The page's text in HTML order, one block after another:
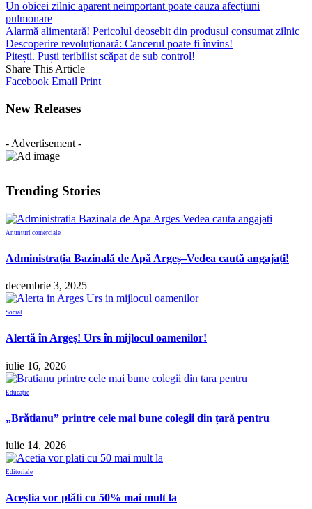
Un obicei zilnic aparent neimportant poate cauza afecțiuni
pulmonare
Alarmă alimentară! Pericolul deosebit din produsul consumat zilnic
Descoperire revoluționară: Cancerul poate fi învins!
Pitești. Puști teribilist scăpat de sub control!
Share This Article
Facebook Email Print
New Releases
- Advertisement -
Trending Stories
Anunțuri comerciale
Administrația Bazinală de Apă Argeș–Vedea caută angajați!
decembrie 3, 2025
Social
Alertă în Argeș! Urs în mijlocul oamenilor!
iulie 16, 2026
Educație
„Brătianu” printre cele mai bune colegii din țară pentru
iulie 14, 2026
Editoriale
Aceștia vor plăti cu 50% mai mult la